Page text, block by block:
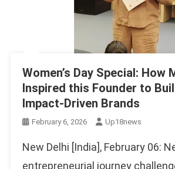
Women’s Day Special: How
Inspired this Founder to
Impact-Driven Brands
February 6, 2026 Up18news
New Delhi [India], February 06:
entrepreneurial journey